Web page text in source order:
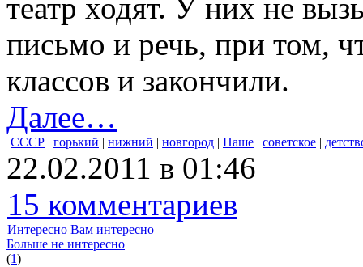
театр ходят. У них не
письмо и речь, при том,
классов и закончили.
Далее…
СССР | горький | нижний | новгород | Наше | советское |
22.02.2011 в 01:46
15 комментариев
Интересно Вам интересно
Больше не интересно
(1)